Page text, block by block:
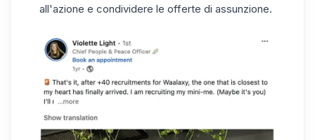
all'azione e condividere le offerte di assunzione.